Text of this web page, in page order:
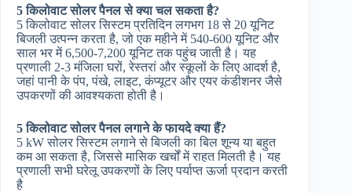
5 किलोवाट सोलर पैनल से क्या चल सकता है?
5 किलोवाट सोलर सिस्टम प्रतिदिन लगभग 18 से 20 यूनिट
बिजली उत्पन्न करता है, जो एक महीने में 540-600 यूनिट और
साल भर में 6,500-7,200 यूनिट तक पहुंच जाती है। यह
प्रणाली 2-3 मंजिला घरों, रेस्तरां और स्कूलों के लिए आदर्श है,
जहां पानी के पंप, पंखे, लाइट, कंप्यूटर और एयर कंडीशनर जैसे
उपकरणों की आवश्यकता होती है।
5 किलोवाट सोलर पैनल लगाने के फायदे क्या हैं?
5 kW सोलर सिस्टम लगाने से बिजली का बिल शून्य या बहुत
कम आ सकता है, जिससे मासिक खर्चों में राहत मिलती है। यह
प्रणाली सभी घरेलू उपकरणों के लिए पर्याप्त ऊर्जा प्रदान करती
है